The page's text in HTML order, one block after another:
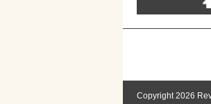
Copyright 2026